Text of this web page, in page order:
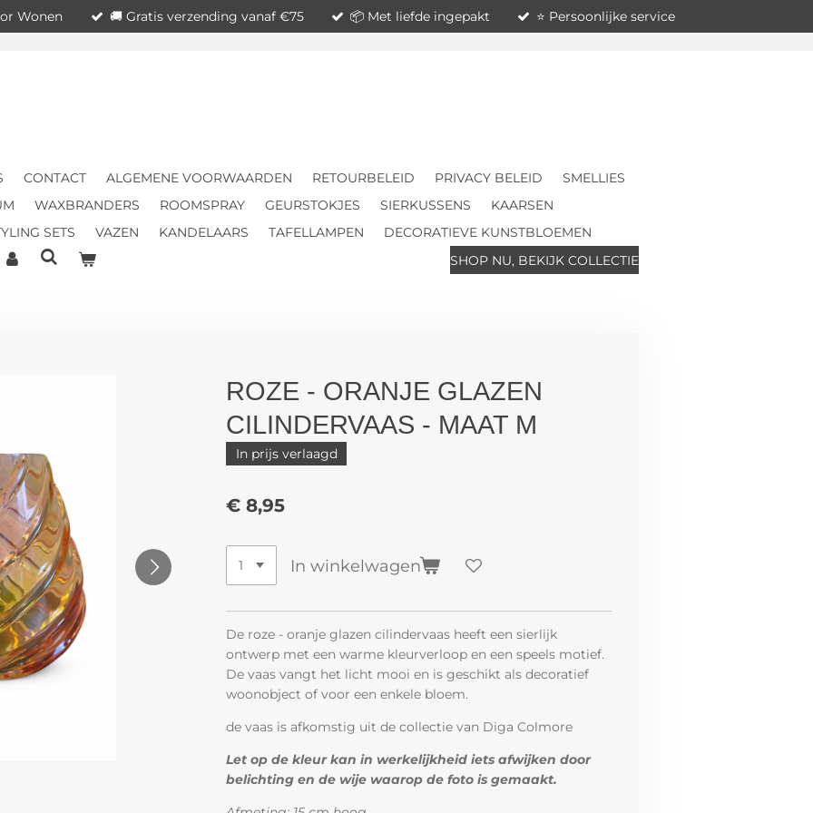
Wonen 🚚 Gratis verzending vanaf €75 📦 Met liefde ingepakt ⭐ Persoonlijke service
CONTACT ALGEMENE VOORWAARDEN RETOURBELEID PRIVACY BELEID
SMELLIES
WAXBRANDERS ROOMSPRAY GEURSTOKJES SIERKUSSENS
KAARSEN
SETS
VAZEN KANDELAARS TAFELLAMPEN
DECORATIEVE KUNSTBLOEMEN
SHOP NU, BEKIJK COLLECTIE
ROZE - ORANJE GLAZEN
CILINDERVAAS - MAAT M
In prijs verlaagd
€ 8,95
In winkelwagen
De roze - oranje glazen cilindervaas heeft een sierlijk
ontwerp met een warme kleurverloop en een speels motief.
De vaas vangt het licht mooi en is geschikt als decoratief
woonobject of voor een enkele bloem.
de vaas is afkomstig uit de collectie van Diga Colmore
Let op de kleur kan in werkelijkheid iets afwijken door
belichting en de wije waarop de foto is gemaakt.